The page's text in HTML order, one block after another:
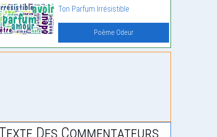
Ton Parfum Irrésistible
Poème Odeur
Des Commentateurs